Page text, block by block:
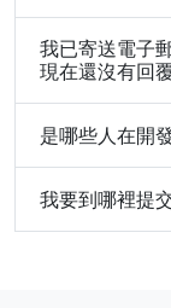
我已寄送電子
現在還沒有回
是哪些人在開
我要到哪裡提